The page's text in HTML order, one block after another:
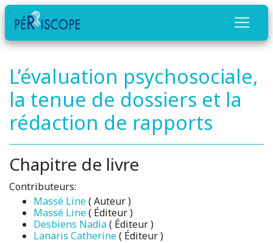
L’évaluation psychosociale,
la tenue de dossiers et la
rédaction de rapports
Chapitre de livre
Contributeurs:
Massé Line( Auteur )
Massé Line( Éditeur )
Desbiens Nadia( Éditeur )
Lanaris Catherine( Éditeur )